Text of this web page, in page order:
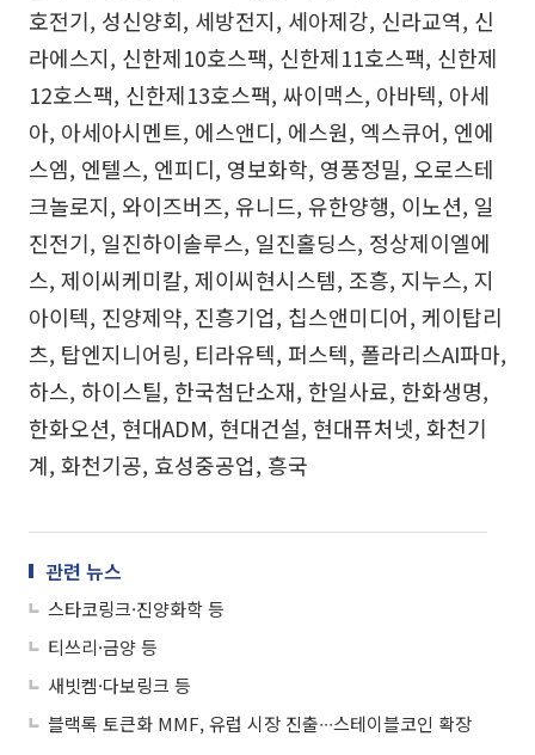
호전기, 성신양회, 세방전지, 세아제강, 신라교역, 신
라에스지, 신한제10호스팩, 신한제11호스팩, 신한제
12호스팩, 신한제13호스팩, 싸이맥스, 아바텍, 아세
아, 아세아시멘트, 에스앤디, 에스원, 엑스큐어, 엔에
스엠, 엔텔스, 엔피디, 영보화학, 영풍정밀, 오로스테
크놀로지, 와이즈버즈, 유니드, 유한양행, 이노션, 일
진전기, 일진하이솔루스, 일진홀딩스, 정상제이엘에
스, 제이씨케미칼, 제이씨현시스템, 조흥, 지누스, 지
아이텍, 진양제약, 진흥기업, 칩스앤미디어, 케이탑리
츠, 탑엔지니어링, 티라유텍, 퍼스텍, 폴라리스AI파마,
하스, 하이스틸, 한국첨단소재, 한일사료, 한화생명,
한화오션, 현대ADM, 현대건설, 현대퓨처넷, 화천기
계, 화천기공, 효성중공업, 흥국
관련 뉴스
스타코링크·진양화학 등
티쓰리·금양 등
새빗켐·다보링크 등
블랙록 토큰화 MMF, 유럽 시장 진출∙∙∙스테이블코인 확장